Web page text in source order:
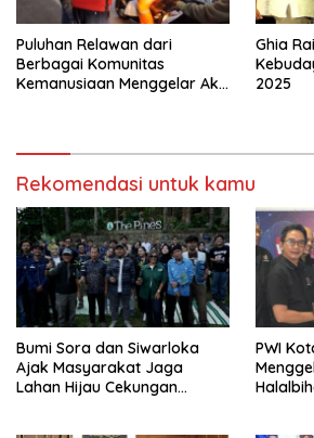
Puluhan Relawan dari
Berbagai Komunitas
Kemanusiaan Menggelar Aksi
Ghia
2025
Rekomendasi untuk kamu
Bumi Sora dan Siwarloka
Ajak Masyarakat Jaga
Lahan Hijau Cekungan
PWI